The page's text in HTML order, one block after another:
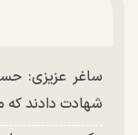
ساغر عزیزی:
شهادت دادند که